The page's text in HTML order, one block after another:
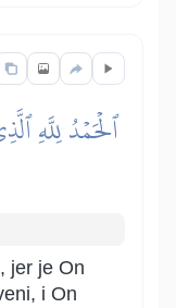
ٱلۡحَمۡدُ لِلَّهِ
jer je On
i On